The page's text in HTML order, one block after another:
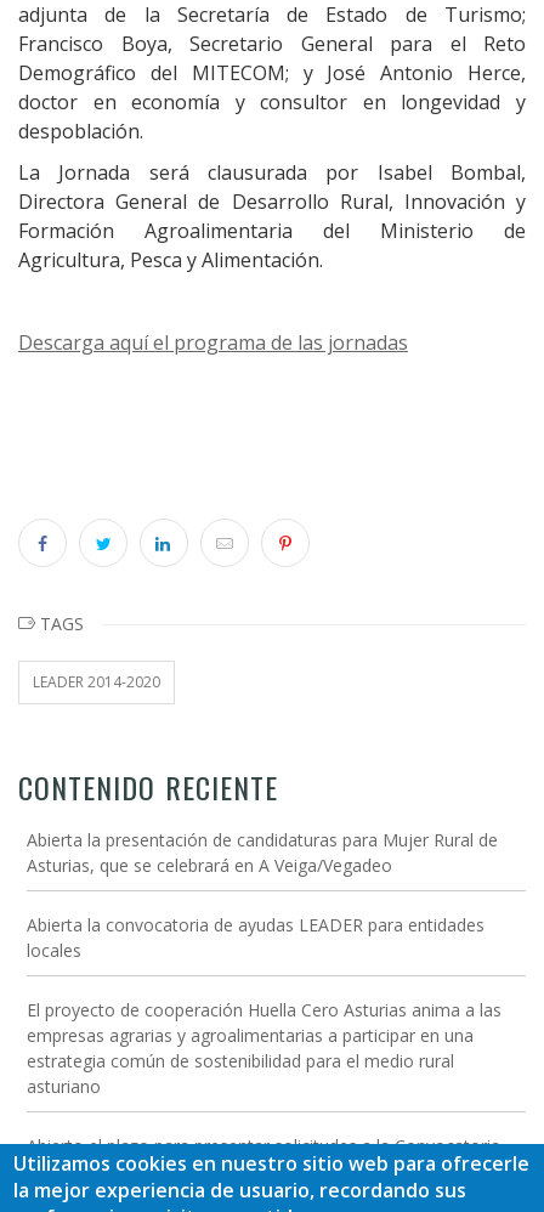
adjunta de la Secretaría de Estado de Turismo;
Francisco Boya, Secretario General para el Reto
Demográfico del MITECOM; y José Antonio Herce,
doctor en economía y consultor en longevidad y
despoblación.
La Jornada será clausurada por Isabel Bombal,
Directora General de Desarrollo Rural, Innovación y
Formación Agroalimentaria del Ministerio de
Agricultura, Pesca y Alimentación.
Descarga aquí el programa de las jornadas
TAGS
LEADER 2014-2020
CONTENIDO RECIENTE
Abierta la presentación de candidaturas para Mujer Rural de
Asturias, que se celebrará en A Veiga/Vegadeo
Abierta la convocatoria de ayudas LEADER para entidades
locales
El proyecto de cooperación Huella Cero Asturias anima a las
empresas agrarias y agroalimentarias a participar en una
estrategia común de sostenibilidad para el medio rural
asturiano
Abierto el plazo para presentar solicitudes a la Convocatoria
2026 de las Ayudas LEADER a las inversiones para empresas
del medio rural
Utilizamos cookies en nuestro sitio web para ofrecerle
la mejor experiencia de usuario, recordando sus